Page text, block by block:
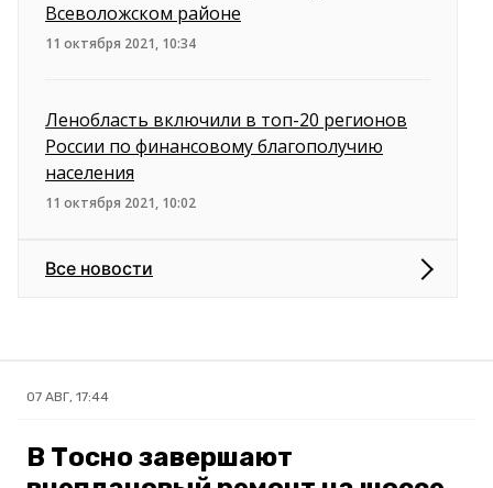
Всеволожском районе
11 октября 2021, 10:34
Ленобласть включили в топ-20 регионов
России по финансовому благополучию
населения
11 октября 2021, 10:02
Все новости
07 АВГ, 17:44
В Тосно завершают